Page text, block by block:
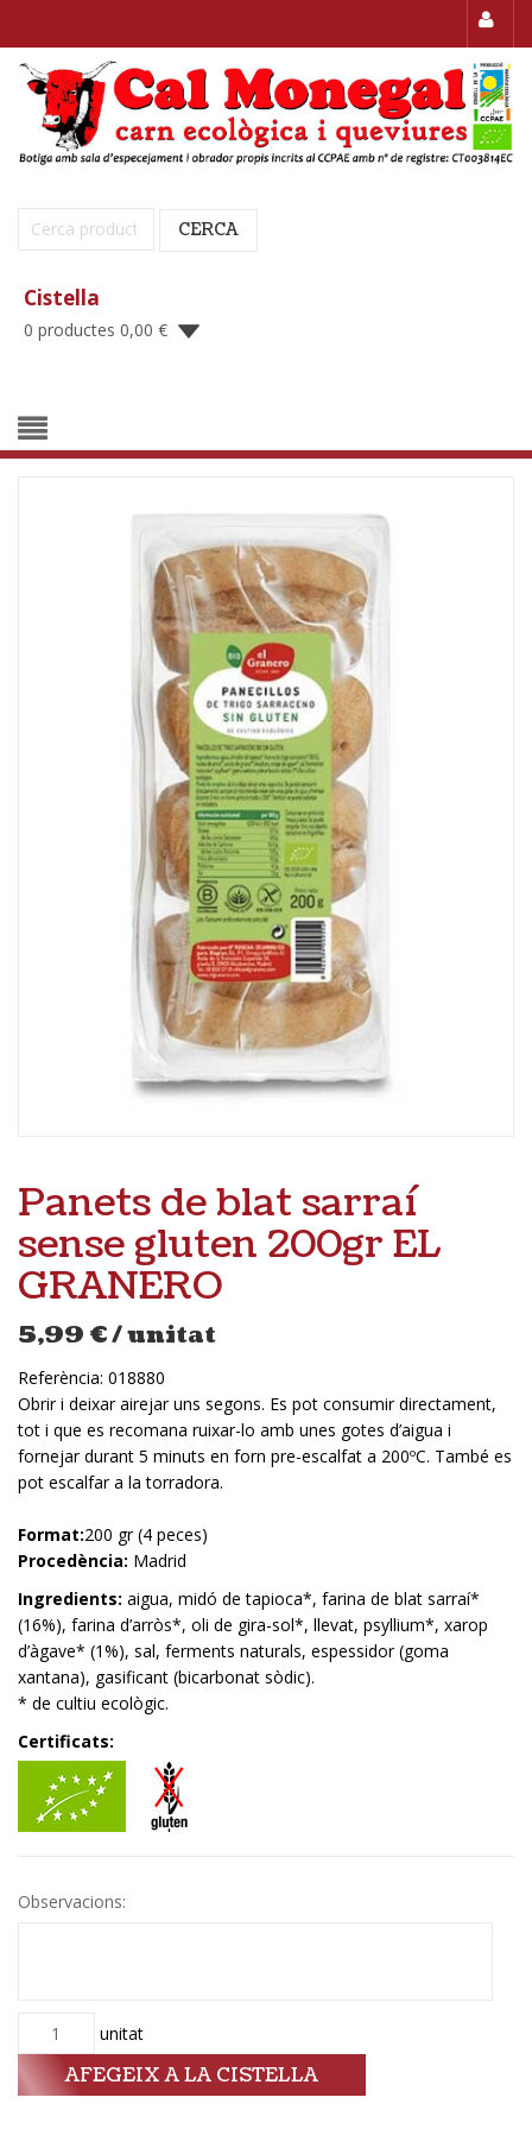
Cerca: CERCA
Cistella
0 productes 0,00 €
Panets de blat sarraí
sense gluten 200gr EL
GRANERO
5,99 €/ unitat
Referència: 018880
Obrir i deixar airejar uns segons. Es pot consumir directament,
tot i que es recomana ruixar-lo amb unes gotes d’aigua i
fornejar durant 5 minuts en forn pre-escalfat a 200ºC. També es
pot escalfar a la torradora.
Format:200 gr (4 peces)
Procedència: Madrid
Ingredients: aigua, midó de tapioca*, farina de blat sarraí*
(16%), farina d’arròs*, oli de gira-sol*, llevat, psyllium*, xarop
d’àgave* (1%), sal, ferments naturals, espessidor (goma
xantana), gasificant (bicarbonat sòdic).
* de cultiu ecològic.
Certificats:
Observacions:
Quantitat unitat
AFEGEIX A LA CISTELLA